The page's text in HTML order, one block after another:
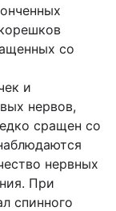
со
и
нервов,
сращен со
нервных
При
спинного